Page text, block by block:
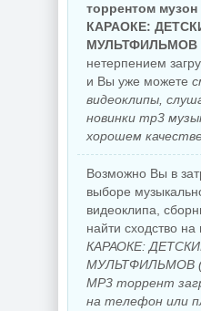
торрентом
КАРАОКЕ:
МУЛЬТФИЛЬМОВ
нетерпением
и Вы уже можете
видеоклипы,
новинки mp3
хорошем
Возможно Вы в
выборе
видеоклипа,
найти сходство на
КАРАОКЕ:
МУЛЬТФИЛЬМОВ
MP3 торрент
на телефон или